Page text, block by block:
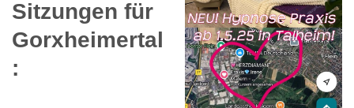
Sitzungen für
Gorxheimertal
: